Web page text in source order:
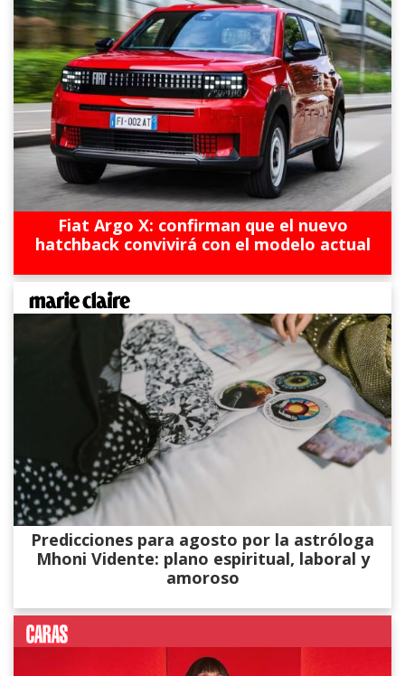
Fiat Argo X: confirman que el nuevo
hatchback convivirá con el modelo actual
Predicciones para agosto por la astróloga
Mhoni Vidente: plano espiritual, laboral y
amoroso